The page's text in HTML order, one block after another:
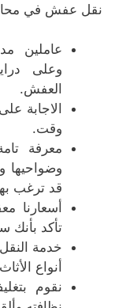
نقل عفش في
عاملين
وعلى
العفش.
الاجابة
وقت.
معرفة
وضواحيها
قد ترغب
أسعارنا
تأكد
خدمة
أنواع
نقوم